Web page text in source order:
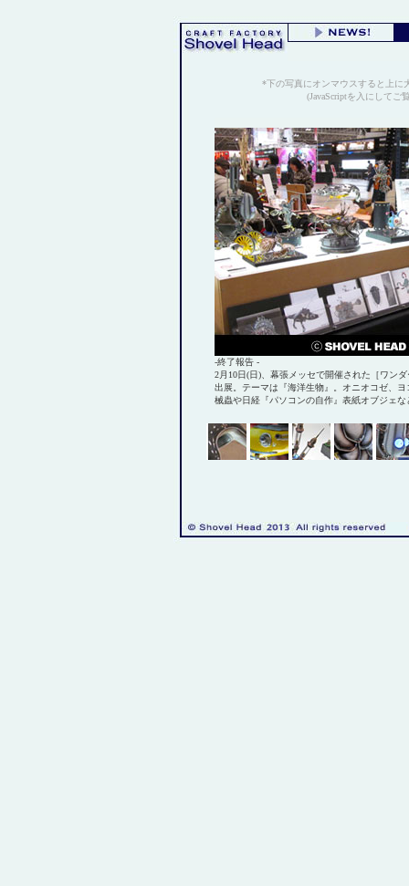
*下の写真にオンマウスすると上に
(JavaScriptを入にしてご
-終了報告 -
2月10日(日)、幕張メッセで開催された［ワン
出展。
テーマは『海洋生物』。オニオコゼ、ヨ
械蟲や日経『パソコンの自作』表紙オブジェな